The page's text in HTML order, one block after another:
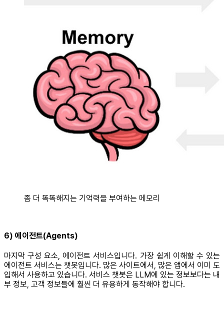
좀 더 똑똑해지는 기억력을 부여하는 메모리
6) 에이전트(Agents)
마지막 구성 요소, 에이전트 서비스입니다. 가장 쉽게 이해할 수 있는
에이전트 서비스는 챗봇입니다. 많은 사이트에서, 많은 앱에서 이미 도
입해서 사용하고 있습니다. 서비스 챗봇은 LLM에 있는 정보보다는 내
부 정보, 고객 정보들에 훨씬 더 유용하게 동작해야 합니다.